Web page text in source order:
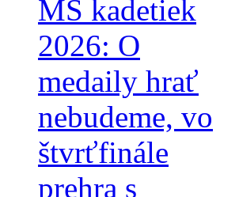
MS kadetiek
2026: O
medaily hrať
nebudeme, vo
štvrťfinále
prehra s